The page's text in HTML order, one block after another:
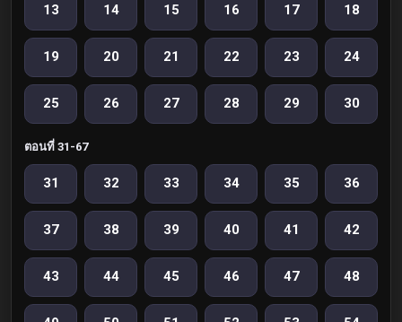
13 14 15 16 17 18
19 20 21 22 23 24
25 26 27 28 29 30
ตอนที่ 31-67
31 32 33 34 35 36
37 38 39 40 41 42
43 44 45 46 47 48